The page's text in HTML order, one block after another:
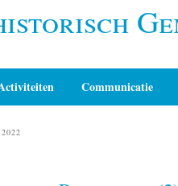
Communicatie